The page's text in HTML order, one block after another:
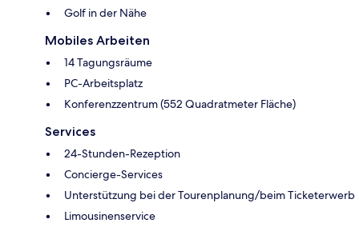
Golf in der Nähe
Mobiles Arbeiten
14 Tagungsräume
PC-Arbeitsplatz
Konferenzzentrum (552 Quadratmeter Fläche)
Services
24-Stunden-Rezeption
Concierge-Services
Unterstützung bei der Tourenplanung/beim Ticketerwerb
Limousinenservice